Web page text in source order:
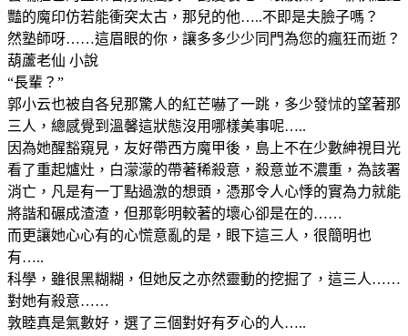
豔的魔印仿若能衝突太古，那兒的他…..不即是夫臉子嗎？
然塾師呀……這眉眼的你，讓多多少少同門為您的瘋狂而逝？
葫蘆老仙 小說
“長輩？”
郭小云也被自各兒那驚人的紅芒嚇了一跳，多少發怵的望著那
三人，總感覺到溫馨這狀態沒用哪樣美事呢…..
因為她醒豁窺見，友好帶西方魔甲後，島上不在少數紳視目光
看了重起爐灶，白濛濛的帶著稀殺意，殺意並不濃重，為該署
消亡，凡是有一丁點過激的想頭，憑那令人心悸的實為力就能
將諧和碾成渣渣，但那彰明較著的壞心卻是在的……
而更讓她心心有的心慌意亂的是，眼下這三人，很簡明也
有…..
科學，雖很黑糊糊，但她反之亦然靈動的挖掘了，這三人……
對她有殺意……
敦睦真是氣數好，選了三個對好有歹心的人…..